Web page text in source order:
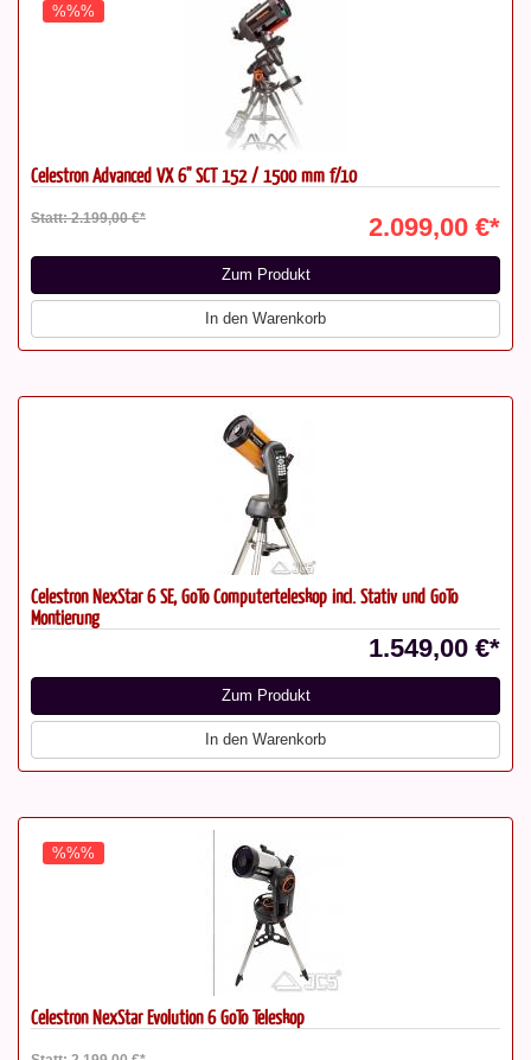
%%%
Celestron Advanced VX 6" SCT 152 / 1500 mm f/10
Statt: 2.199,00 €* 2.099,00 €*
Zum Produkt
In den Warenkorb
Celestron NexStar 6 SE, GoTo Computerteleskop incl. Stativ und GoTo
Montierung
1.549,00 €*
Zum Produkt
In den Warenkorb
%%%
Celestron NexStar Evolution 6 GoTo Teleskop